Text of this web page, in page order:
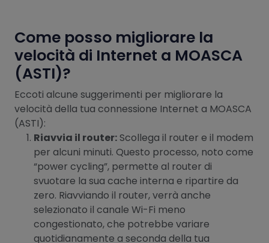
Come posso migliorare la
velocità di Internet a MOASCA
(ASTI)?
Eccoti alcune suggerimenti per migliorare la
velocità della tua connessione Internet a MOASCA
(ASTI):
Riavvia il router: Scollega il router e il modem
per alcuni minuti. Questo processo, noto come
“power cycling”, permette al router di
svuotare la sua cache interna e ripartire da
zero. Riavviando il router, verrà anche
selezionato il canale Wi-Fi meno
congestionato, che potrebbe variare
quotidianamente a seconda della tua